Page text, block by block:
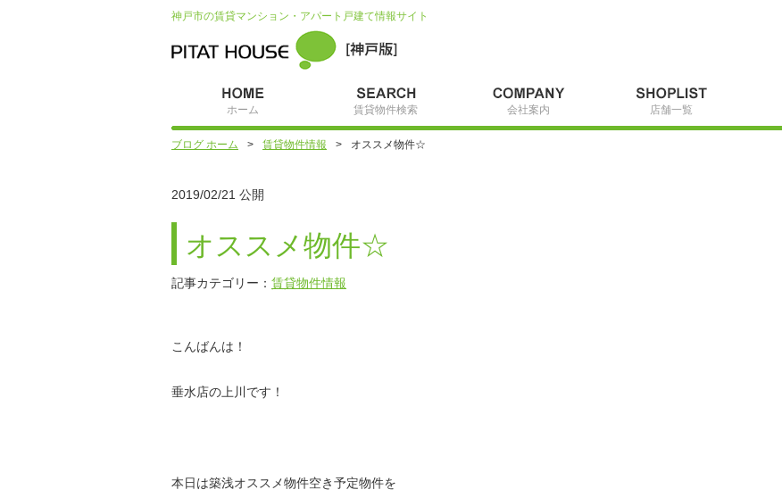
神戸市の賃貸マンション・アパート戸建て情報サイト
ホーム 賃貸物件検索 会社案内 店舗一覧
ブログ ホーム 賃貸物件情報 オススメ物件☆
2019/02/21 公開
オススメ物件☆
記事カテゴリー： 賃貸物件情報
こんばんは！
垂水店の上川です！
本日は築浅オススメ物件空き予定物件を